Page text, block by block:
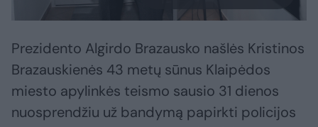
Prezidento Algirdo Brazausko našlės Kristinos
Brazauskienės 43 metų sūnus Klaipėdos
miesto apylinkės teismo sausio 31 dienos
nuosprendžiu už bandymą papirkti policijos